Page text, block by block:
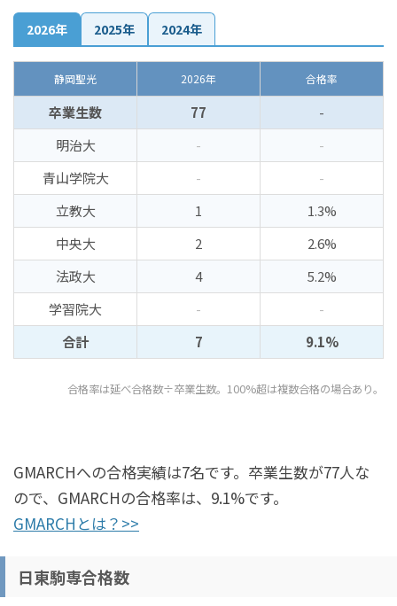
2026年 2025年 2024年
静岡聖光 2026年 合格率
卒業生数 77
-
明治大
-
-
青山学院大
-
-
立教大
1
1.3%
中央大
2
2.6%
法政大
4
5.2%
学習院大
-
-
合計
7 9.1%
合格率は延べ合格数÷卒業生数。100%超は複数合格の場合あり。
GMARCHへの合格実績は7名です。卒業生数が77人な
ので、GMARCHの合格率は、9.1%です。
GMARCHとは？>>
日東駒専合格数